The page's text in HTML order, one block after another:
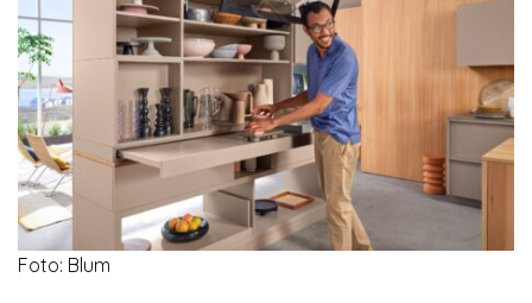
Foto: Blum